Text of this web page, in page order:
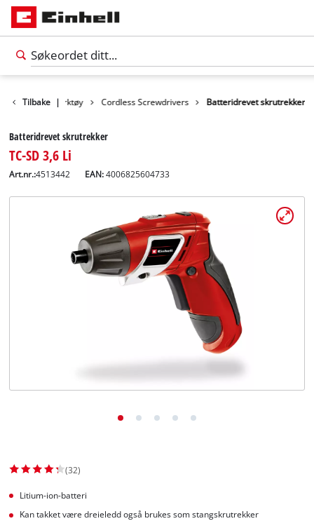
Tilbake |Verktøy Cordless Screwdrivers Batteridrevet skrutrekker
Batteridrevet skrutrekker
TC-SD 3,6 Li
Art.nr.:4513442 EAN:4006825604733
(32)
Litium-ion-batteri
Kan takket være dreieledd også brukes som stangskrutrekker